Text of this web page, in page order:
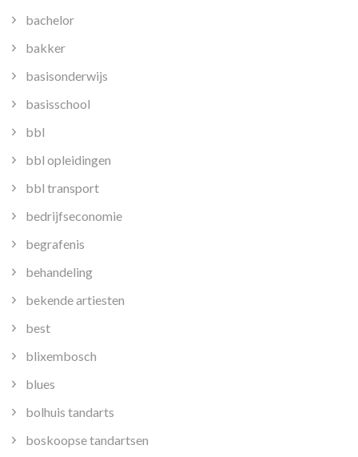
bachelor
bakker
basisonderwijs
basisschool
bbl
bbl opleidingen
bbl transport
bedrijfseconomie
begrafenis
behandeling
bekende artiesten
best
blixembosch
blues
bolhuis tandarts
boskoopse tandartsen